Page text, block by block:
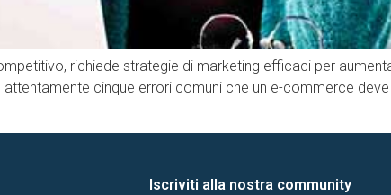
richiede strategie di marketing efficaci per
cinque errori comuni che un e-commerce
Iscriviti alla nostra community